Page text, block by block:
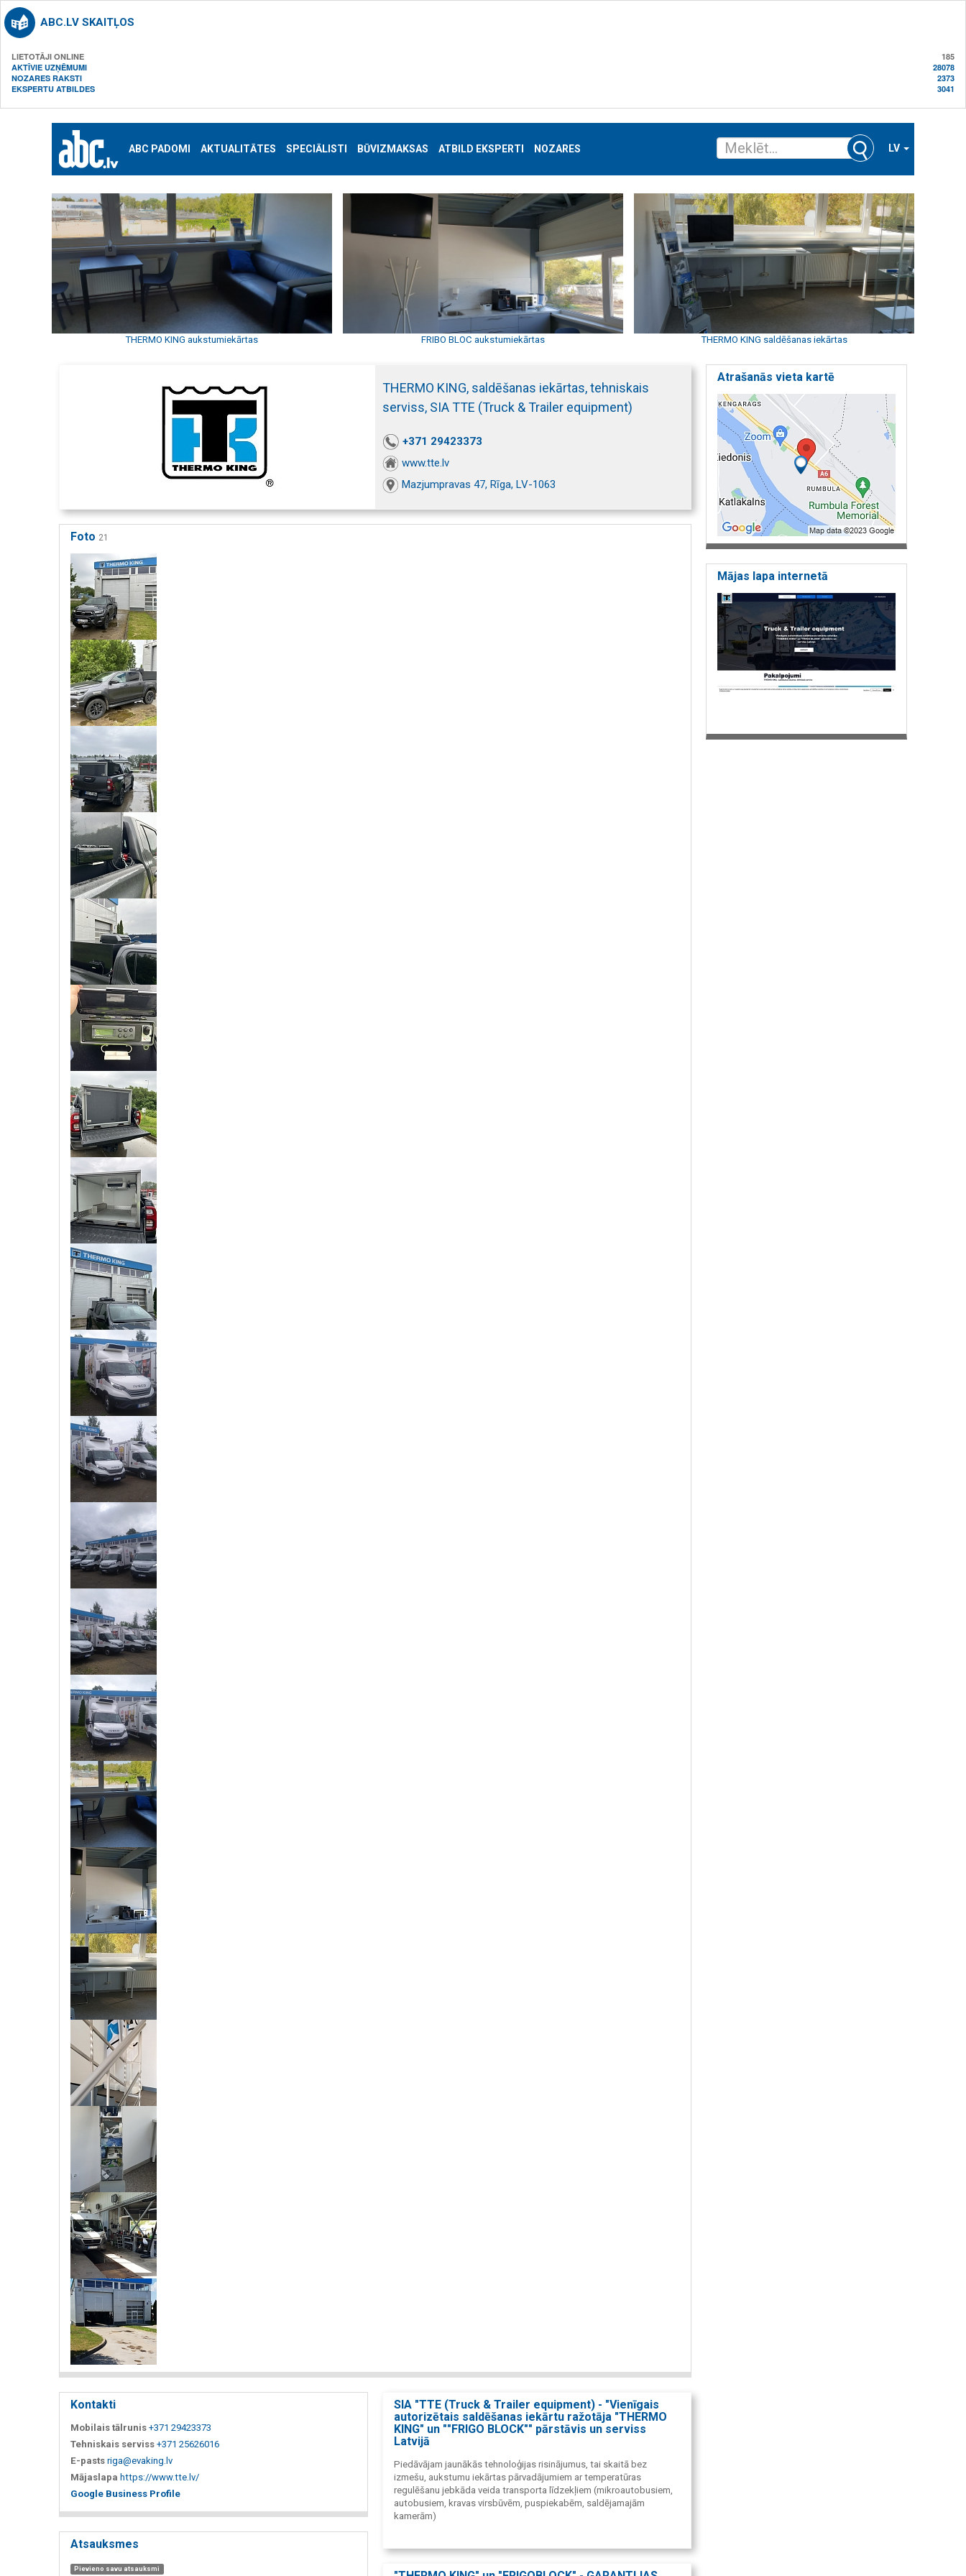
ABC.LV SKAITĻOS
LIETOTĀJI ONLINE
185
AKTĪVIE UZŅĒMUMI
28078
NOZARES RAKSTI
2373
EKSPERTU ATBILDES
3041
ABC PADOMI AKTUALITĀTES SPECIĀLISTI BŪVIZMAKSAS ATBILD EKSPERTI NOZARES LV
THERMO KING aukstumiekārtas FRIBO BLOC aukstumiekārtas THERMO KING saldēšanas iekārtas
THERMO KING, saldēšanas iekārtas, tehniskais
serviss, SIA TTE (Truck & Trailer equipment)
+371 29423373
www.tte.lv
Mazjumpravas 47, Rīga, LV-1063
Foto 21
Kontakti
Mobilais tālrunis +371 29423373
Tehniskais serviss +371 25626016
E-pasts riga@evaking.lv
Mājaslapa https://www.tte.lv/
Google Business Profile
Atsauksmes
Pievieno savu atsauksmi
SIA "TTE (Truck & Trailer equipment) - "Vienīgais
autorizētais saldēšanas iekārtu ražotāja "THERMO
KING" un ""FRIGO BLOCK"" pārstāvis un serviss
Latvijā
Piedāvājam jaunākās tehnoloģijas risinājumus, tai skaitā bez
izmešu, aukstumu iekārtas pārvadājumiem ar temperatūras
regulēšanu jebkāda veida transporta līdzekļiem (mikroautobusiem,
autobusiem, kravas virsbūvēm, puspiekabēm, saldējamajām
kamerām)
Atrašanās vieta kartē
Mājas lapa internetā